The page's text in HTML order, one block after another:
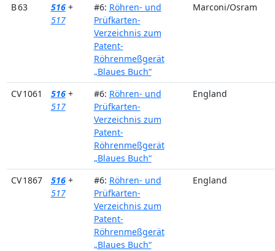
B 63 516 +
517
#6: Röhren- und
Prüfkarten-
Verzeichnis zum
Patent-
Röhrenmeßgerät
„Blaues Buch“
Marconi/Osram
CV 1061 516 +
517
#6: Röhren- und
Prüfkarten-
Verzeichnis zum
Patent-
Röhrenmeßgerät
„Blaues Buch“
England
CV 1867 516 +
517
#6: Röhren- und
Prüfkarten-
Verzeichnis zum
Patent-
Röhrenmeßgerät
„Blaues Buch“
England